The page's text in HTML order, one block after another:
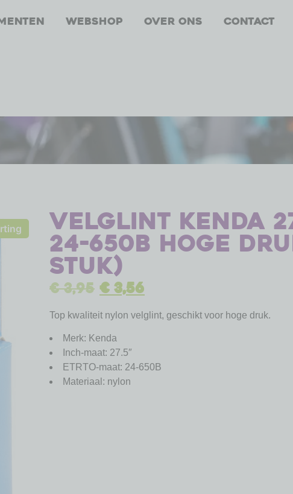
Webshop Over ons Contact
Velglint Kenda
24-650B hoge
stuk)
€3,95 €3,56
Top kwaliteit nylon velglint, geschikt voor hoge druk.
Merk: Kenda
Inch-maat: 27.5″
ETRTO-maat: 24-650B
Materiaal: nylon